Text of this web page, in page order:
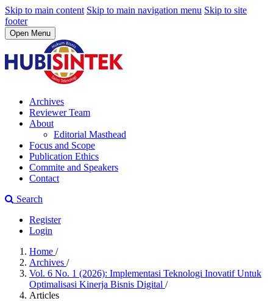
Skip to main content Skip to main navigation menu Skip to site
footer
Open Menu
Archives
Reviewer Team
About
Editorial Masthead
Focus and Scope
Publication Ethics
Commite and Speakers
Contact
Search
Register
Login
Home /
Archives /
Vol. 6 No. 1 (2026): Implementasi Teknologi Inovatif Untuk
Optimalisasi Kinerja Bisnis Digital /
Articles